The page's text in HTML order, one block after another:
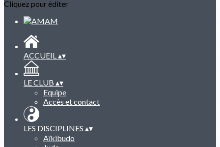
Cliquez pour éditer
ACCUEIL▴▾
LE CLUB ▴▾
Equipe
Accès et contact
LES DISCIPLINES ▴▾
Aïkibudo